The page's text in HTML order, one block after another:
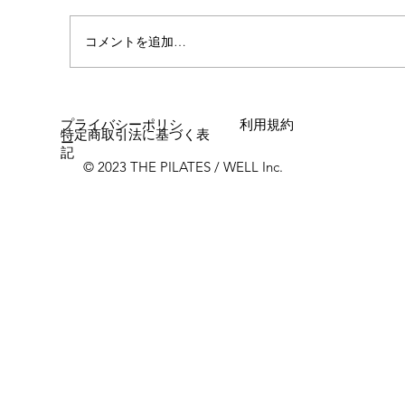
心斎橋店 店長就任！！
コメントを追加…
© 2023 THE PILATES / WELL Inc.
プライバシーポリシ
ー
利用規約
特定商取引法に基づく表
記